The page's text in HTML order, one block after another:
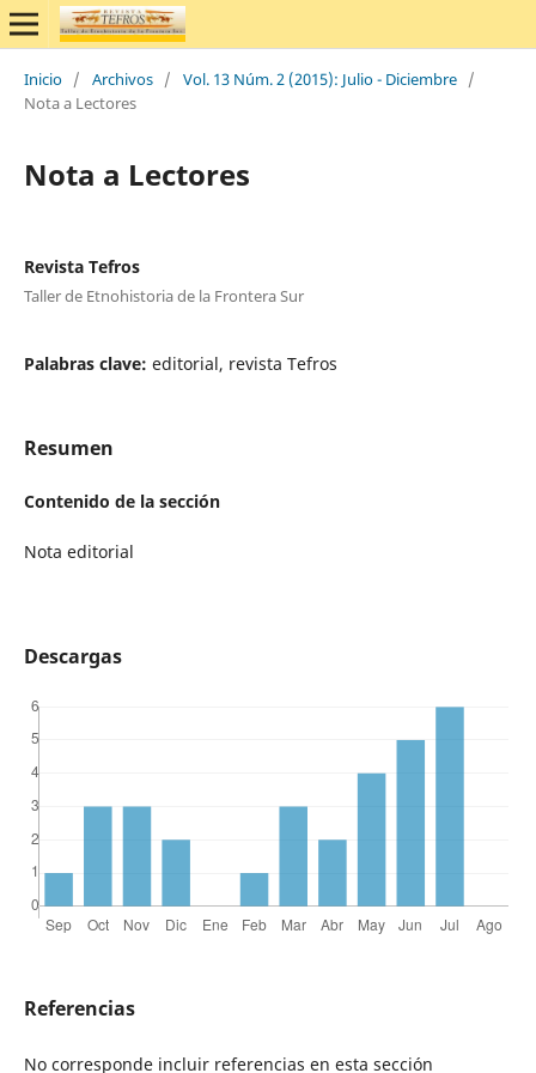
Inicio / Archivos / Vol. 13 Núm. 2 (2015): Julio - Diciembre /
Nota a Lectores
Nota a Lectores
Revista Tefros
Taller de Etnohistoria de la Frontera Sur
Palabras clave: editorial, revista Tefros
Resumen
Contenido de la sección
Nota editorial
Descargas
Referencias
No corresponde incluir referencias en esta sección